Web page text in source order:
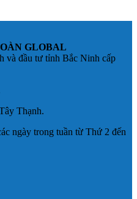
GLOBAL
và đầu tư tỉnh Bắc Ninh cấp
Thạnh.
ngày trong tuần từ Thứ 2 đến